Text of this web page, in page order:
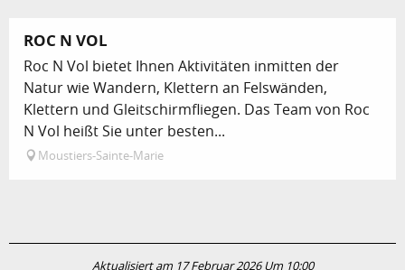
ROC N VOL
Roc N Vol bietet Ihnen Aktivitäten inmitten der
Natur wie Wandern, Klettern an Felswänden,
Klettern und Gleitschirmfliegen. Das Team von Roc
N Vol heißt Sie unter besten...
Moustiers-Sainte-Marie
Aktualisiert am 17 Februar 2026 Um 10:00